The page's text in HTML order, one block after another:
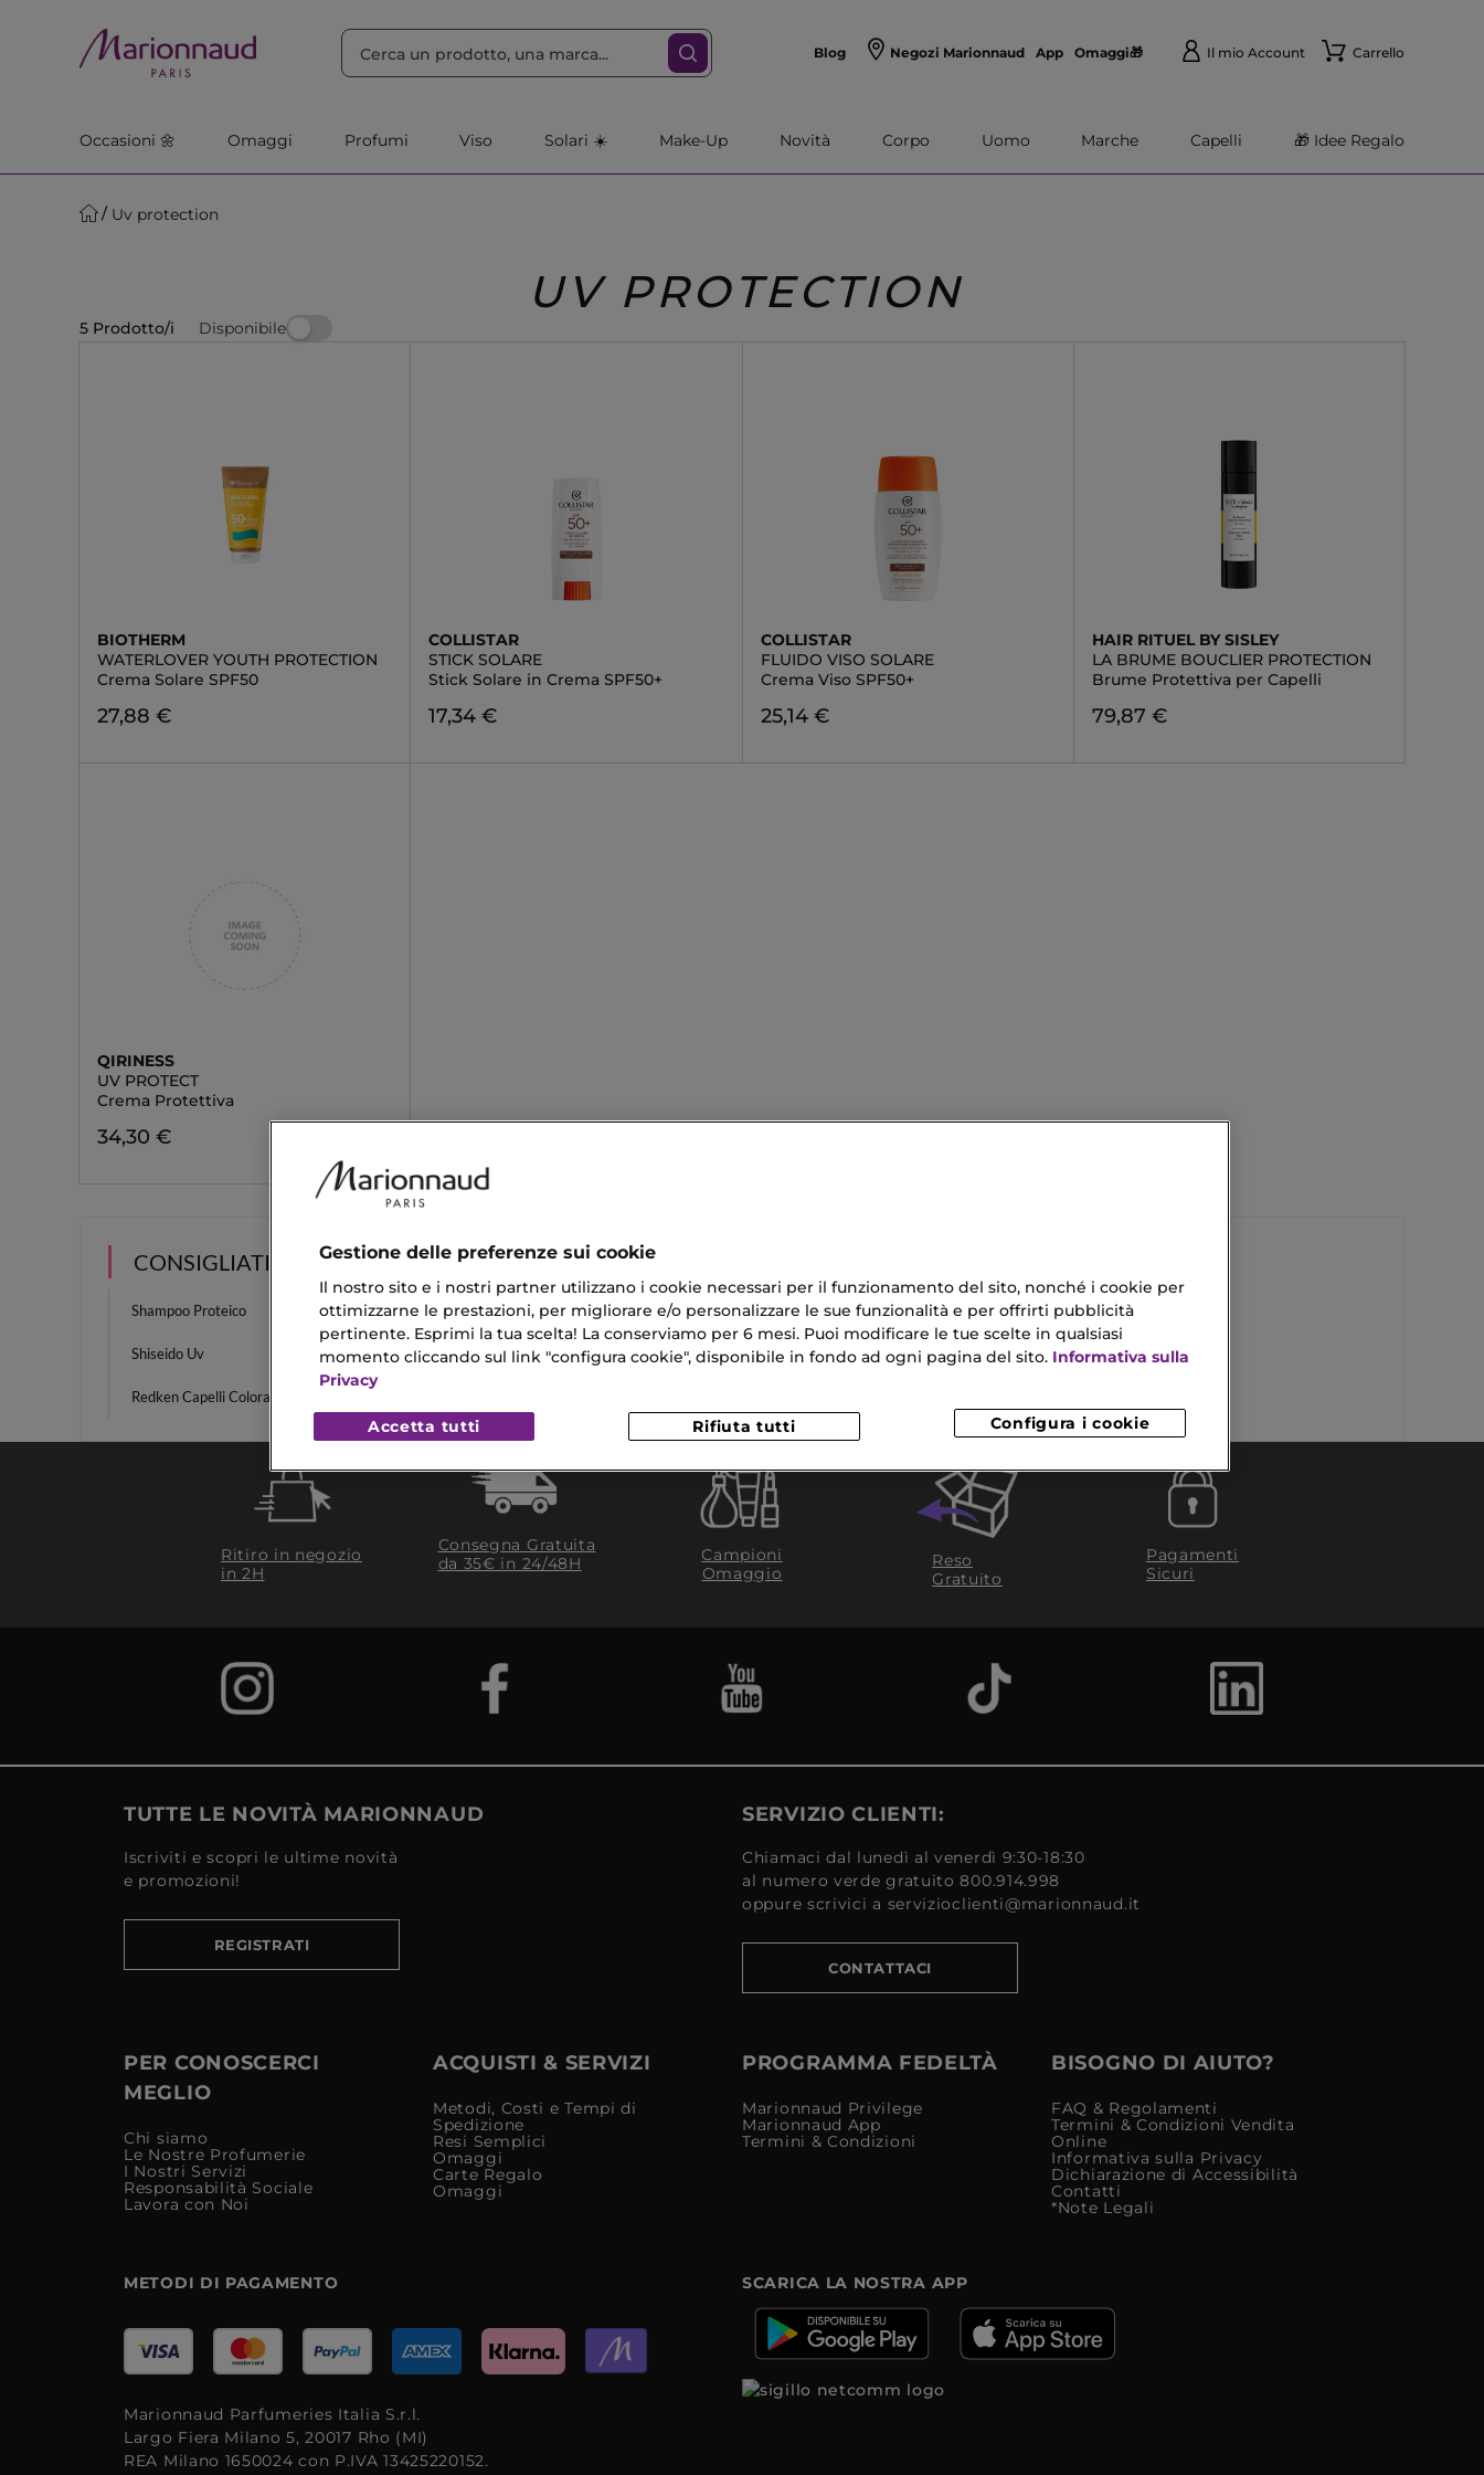
Blog Negozi Marionnaud App Omaggi🎁 Il mio Account Carrello
Occasioni 🌼 Omaggi Profumi Viso Solari ☀️ Make-Up Novità Corpo Uomo Marche Capelli 🎁 Idee Regalo
Uv protection
UV PROTECTION
5 Prodotto/i Disponibile
BIOTHERM
WATERLOVER YOUTH PROTECTION
Crema Solare SPF50
27,88 €
COLLISTAR
STICK SOLARE
Stick Solare in Crema SPF50+
17,34 €
COLLISTAR
FLUIDO VISO SOLARE
Crema Viso SPF50+
25,14 €
HAIR RITUEL BY SISLEY
LA BRUME BOUCLIER PROTECTION
Brume Protettiva per Capelli
79,87 €
QIRINESS
UV PROTECT
Crema Protettiva
34,30 €
CONSIGLIATI PER TE
Shampoo Proteico Gel Uv Essence Super Potente Color Protection
Shiseido Uv Capelli Grassi Maschera In Tessuto Idratante Set Di Fragranze
Redken Capelli Colorati
Ritiro in negozio
in 2H
Consegna Gratuita
da 35€​ in 24/48H
Campioni
Omaggio
Reso
Gratuito
Pagamenti
Sicuri
TUTTE LE NOVITÀ MARIONNAUD
Iscriviti e scopri le ultime novità
e promozioni!
REGISTRATI
SERVIZIO CLIENTI:
Chiamaci dal lunedì al venerdì 9:30-18:30
al numero verde gratuito 800.914.998
oppure scrivici a servizioclienti@marionnaud.it
CONTATTACI
PER CONOSCERCI
MEGLIO
Chi siamo
Le Nostre Profumerie
I Nostri Servizi
Responsabilità Sociale
Lavora con Noi
ACQUISTI & SERVIZI
Metodi, Costi e Tempi di
Spedizione
Resi Semplici
Omaggi
Carte Regalo
Omaggi
PROGRAMMA FEDELTÀ
Marionnaud Privilege
Marionnaud App
Termini & Condizioni
BISOGNO DI AIUTO?
FAQ & Regolamenti
Termini & Condizioni Vendita
Online
Informativa sulla Privacy
Dichiarazione di Accessibilità
Contatti
*Note Legali
METODI DI PAGAMENTO
Marionnaud Parfumeries Italia S.r.l.
Largo Fiera Milano 5, 20017 Rho (MI)
REA Milano 1650024 con P.IVA 13425220152.
SCARICA LA NOSTRA APP
Gestione delle preferenze sui cookie
Il nostro sito e i nostri partner utilizzano i cookie necessari per il funzionamento del sito, nonché i cookie per
ottimizzarne le prestazioni, per migliorare e/o personalizzare le sue funzionalità e per offrirti pubblicità
pertinente. Esprimi la tua scelta! La conserviamo per 6 mesi. Puoi modificare le tue scelte in qualsiasi
momento cliccando sul link "configura cookie", disponibile in fondo ad ogni pagina del sito. Informativa sulla
Privacy
Configura i cookie
Rifiuta tutti
Accetta tutti